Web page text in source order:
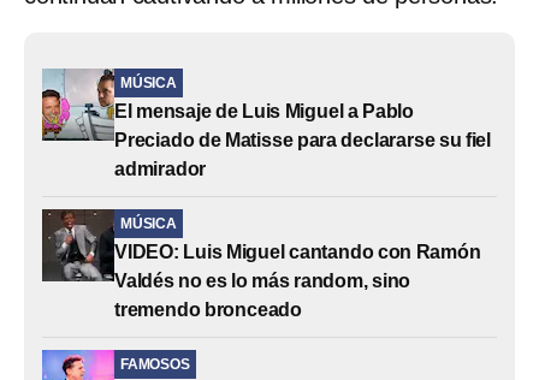
MÚSICA
El mensaje de Luis Miguel a Pablo
Preciado de Matisse para declararse su fiel
admirador
MÚSICA
VIDEO: Luis Miguel cantando con Ramón
Valdés no es lo más random, sino
tremendo bronceado
FAMOSOS